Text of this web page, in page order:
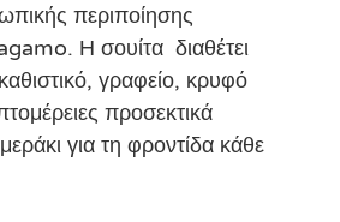
περιποίησης
Η σουίτα διαθέτει
γραφείο, κρυφό
προσεκτικά
για τη φροντίδα κάθε